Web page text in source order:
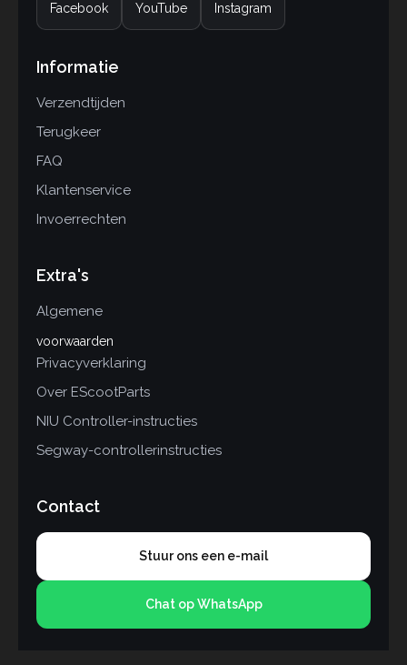
Facebook YouTube Instagram
Informatie
Verzendtijden
Terugkeer
FAQ
Klantenservice
Invoerrechten
Extra's
Algemene
voorwaarden
Privacyverklaring
Over EScootParts
NIU Controller-instructies
Segway-controllerinstructies
Contact
Stuur ons een e-mail
Chat op WhatsApp